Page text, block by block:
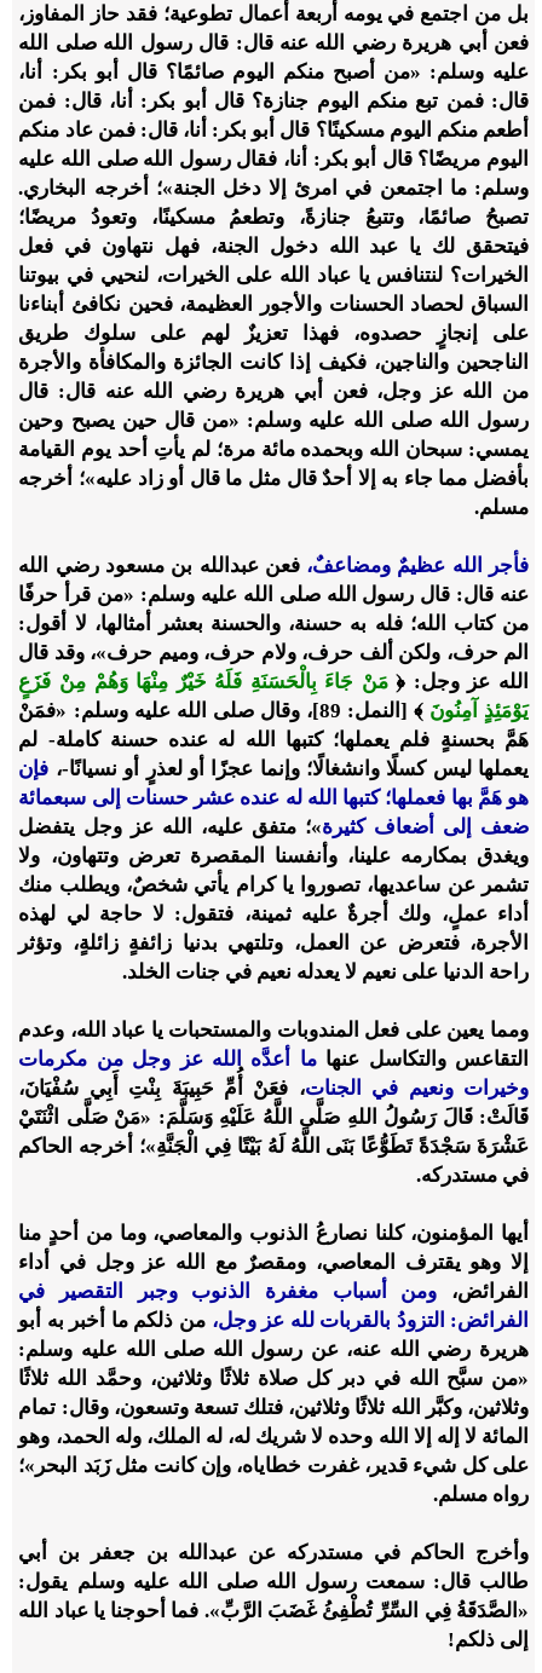
بل من اجتمع في يومه أربعة أعمال تطوعية؛ فقد حاز المفاوز،
فعن أبي هريرة رضي الله عنه قال: قال رسول الله صلى الله
عليه وسلم: «من أصبح منكم اليوم صائمًا؟ قال أبو بكر: أنا،
قال: فمن تبع منكم اليوم جنازة؟ قال أبو بكر: أنا، قال: فمن
أطعم منكم اليوم مسكينًا؟ قال أبو بكر: أنا، قال: فمن عاد منكم
اليوم مريضًا؟ قال أبو بكر: أنا، فقال رسول الله صلى الله عليه
وسلم: ما اجتمعن في امرئ إلا دخل الجنة»؛ أخرجه البخاري.
تصبحُ صائمًا، وتتبعُ جنازةً، وتطعمُ مسكينًا، وتعودُ مريضًا؛
فيتحقق لك يا عبد الله دخول الجنة، فهل نتهاون في فعل
الخيرات؟ لنتنافس يا عباد الله على الخيرات، لنحيي في بيوتنا
السباق لحصاد الحسنات والأجور العظيمة، فحين نكافئ أبناءنا
على إنجازٍ حصدوه، فهذا تعزيزٌ لهم على سلوك طريق
الناجحين والناجين، فكيف إذا كانت الجائزة والمكافأة والأجرة
من الله عز وجل، فعن أبي هريرة رضي الله عنه قال: قال
رسول الله صلى الله عليه وسلم: «من قال حين يصبح وحين
يمسي: سبحان الله وبحمده مائة مرة؛ لم يأتِ أحد يوم القيامة
بأفضل مما جاء به إلا أحدٌ قال مثل ما قال أو زاد عليه»؛ أخرجه
مسلم.
فأجر الله عظيمٌ ومضاعفٌ،فعن عبدالله بن مسعود رضي الله
عنه قال: قال رسول الله صلى الله عليه وسلم: «من قرأ حرفًا
من كتاب الله؛ فله به حسنة، والحسنة بعشر أمثالها، لا أقول:
الم حرف، ولكن ألف حرف، ولام حرف، وميم حرف»، وقد قال
الله عز وجل: ﴿مَنْ جَاءَ بِالْحَسَنَةِ فَلَهُ خَيْرٌ مِنْهَا وَهُمْ مِنْ فَزَعٍ
يَوْمَئِذٍ آمِنُونَ
﴾ [النمل: 89]، وقال صلى الله عليه وسلم: «فمَنْ
هَمَّ بحسنةٍ فلم يعملها؛ كتبها الله له عنده حسنة كاملة- لم
يعملها ليس كسلًا وانشغالًا؛ وإنما عجزًا أو لعذرٍ أو نسيانًا-، فإن
هو هَمَّ بها فعملها؛ كتبها الله له عنده عشر حسنات إلى سبعمائة
ضعف إلى أضعاف كثيرة»؛ متفق عليه، الله عز وجل يتفضل
ويغدق بمكارمه علينا، وأنفسنا المقصرة تعرض وتتهاون، ولا
تشمر عن ساعديها، تصوروا يا كرام يأتي شخصٌ، ويطلب منك
أداء عملٍ، ولك أجرةٌ عليه ثمينة، فتقول: لا حاجة لي لهذه
الأجرة، فتعرض عن العمل، وتلتهي بدنيا زائفةٍ زائلةٍ، وتؤثر
راحة الدنيا على نعيم لا يعدله نعيم في جنات الخلد.
ومما يعين على فعل المندوبات والمستحبات يا عباد الله، وعدم
التقاعس والتكاسل عنهاما أعدَّه الله عز وجل من مكرمات
وخيرات ونعيم في الجنات، فعَنْ أُمِّ حَبِيبَةَ بِنْتِ أَبِي سُفْيَانَ،
قَالَتْ: قَالَ رَسُولُ اللهِ صَلَّى اللَّهُ عَلَيْهِ وَسَلَّمَ: «مَنْ صَلَّى اثْنَتَيْ
عَشْرَةَ سَجْدَةً تَطَوُّعًا بَنَى اللَّهُ لَهُ بَيْتًا فِي الْجَنَّةِ»؛ أخرجه الحاكم
في مستدركه.
أيها المؤمنون، كلنا نصارعُ الذنوب والمعاصي، وما من أحدٍ منا
إلا وهو يقترف المعاصي، ومقصرٌ مع الله عز وجل في أداء
الفرائض، ومن أسباب مغفرة الذنوب وجبر التقصير في
الفرائض: التزودُ بالقربات لله عز وجل، من ذلكم ما أخبر به أبو
هريرة رضي الله عنه، عن رسول الله صلى الله عليه وسلم:
«من سبَّح الله في دبر كل صلاة ثلاثًا وثلاثين، وحمَّد الله ثلاثًا
وثلاثين، وكبَّر الله ثلاثًا وثلاثين، فتلك تسعة وتسعون، وقال: تمام
المائة لا إله إلا الله وحده لا شريك له، له الملك، وله الحمد، وهو
على كل شيء قدير، غفرت خطاياه، وإن كانت مثل زَبَد البحر»؛
رواه مسلم.
وأخرج الحاكم في مستدركه عن عبدالله بن جعفر بن أبي
طالب قال: سمعت رسول الله صلى الله عليه وسلم يقول:
«الصَّدَقَةُ فِي السِّرِّ تُطْفِئُ غَضَبَ الرَّبِّ». فما أحوجنا يا عباد الله
إلى ذلكم!